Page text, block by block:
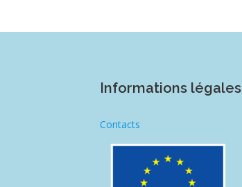
Informations légales
Contacts